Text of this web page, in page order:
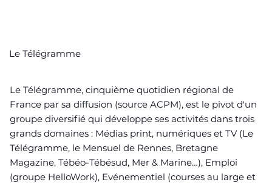
Le Télégramme
Le Télégramme, cinquième quotidien régional de
France par sa diffusion (source ACPM), est le pivot d'un
groupe diversifié qui développe ses activités dans trois
grands domaines : Médias print, numériques et TV (Le
Télégramme, le Mensuel de Rennes, Bretagne
Magazine, Tébéo-Tébésud, Mer & Marine…), Emploi
(groupe HelloWork), Evénementiel (courses au large et